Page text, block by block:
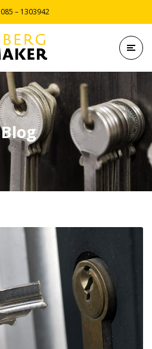
085 – 1303942
Blog